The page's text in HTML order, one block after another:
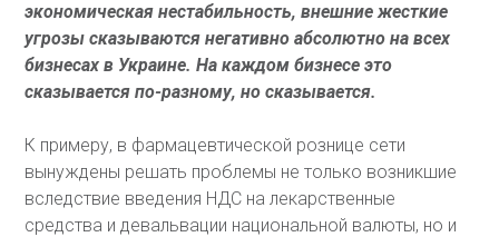
экономическая нестабильность, внешние жесткие
угрозы сказываются негативно абсолютно на всех
бизнесах в Украине. На каждом бизнесе это
сказывается по-разному, но сказывается.
К примеру, в фармацевтической рознице сети
вынуждены решать проблемы не только возникшие
вследствие введения НДС на лекарственные
средства и девальвации национальной валюты, но и